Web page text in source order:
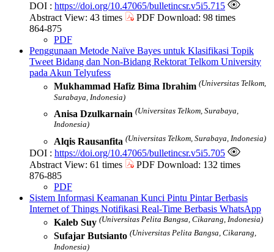
DOI : https://doi.org/10.47065/bulletincsr.v5i5.715
Abstract View: 43 times
PDF Download: 98 times
864-875
PDF
Penggunaan Metode Naïve Bayes untuk Klasifikasi Topik
Tweet Bidang dan Non-Bidang Rektorat Telkom University
pada Akun Telyufess
Mukhammad Hafiz Bima Ibrahim (Universitas Telkom,
Surabaya, Indonesia)
Anisa Dzulkarnain (Universitas Telkom, Surabaya,
Indonesia)
Alqis Rausanfita (Universitas Telkom, Surabaya, Indonesia)
DOI : https://doi.org/10.47065/bulletincsr.v5i5.705
Abstract View: 61 times
PDF Download: 132 times
876-885
PDF
Sistem Informasi Keamanan Kunci Pintu Pintar Berbasis
Internet of Things Notifikasi Real-Time Berbasis WhatsApp
Kaleb Suy (Universitas Pelita Bangsa, Cikarang, Indonesia)
Sufajar Butsianto (Universitas Pelita Bangsa, Cikarang,
Indonesia)